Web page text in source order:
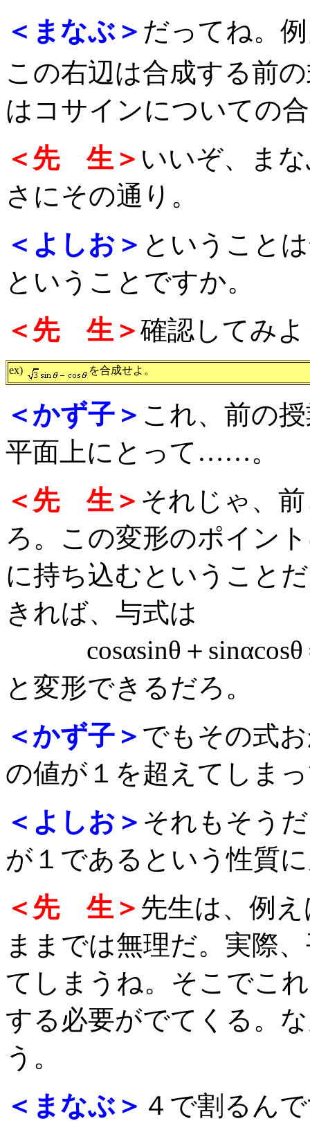
＜まなぶ＞ だってね。
この右辺は合成する前
はコサインについての
＜先 生＞ いいぞ、ま
さにその通り。
＜よしお＞ ということ
ということですか。
＜先 生＞確認してみ
ex) を合成せよ。
＜かず子＞ これ、前の
平面上にとって……。
＜先 生＞ それじゃ、
ろ。この変形のポイン
に持ち込むということ
きれば、与式は
cosαsinθ＋sinαcosθ
と変形できるだろ。
＜かず子＞ でもその式
の値が１を超えてしま
＜よしお＞ それもそう
が１であるという性質
＜先 生＞ 先生は、例
ままでは無理だ。実際
てしまうね。そこでこ
する必要がでてくる。
う。
＜まなぶ＞ ４で割るん